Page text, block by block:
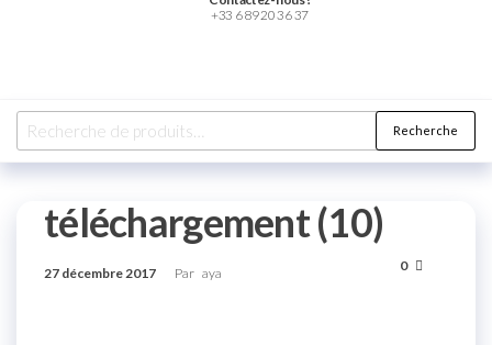
+33 6 89 20 36 37
Recherche
téléchargement (10)
27 décembre 2017 Par aya 0